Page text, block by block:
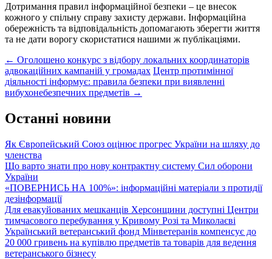
Дотримання правил інформаційної безпеки – це внесок
кожного у спільну справу захисту держави. Інформаційна
обережність та відповідальність допомагають зберегти життя
та не дати ворогу скористатися нашими ж публікаціями.
Post
navigation
← Оголошено конкурс з відбору локальних координаторів
адвокаційних кампаній у громадах Центр протимінної
діяльності інформує: правила безпеки при виявленні
вибухонебезпечних предметів →
Останні новини
Як Європейський Союз оцінює прогрес України на шляху до
членства
Що варто знати про нову контрактну систему Сил оборони
України
«ПОВЕРНИСЬ НА 100%»: інформаційні матеріали з протидії
дезінформації
Для евакуйованих мешканців Херсонщини доступні Центри
тимчасового перебування у Кривому Розі та Миколаєві
Український ветеранський фонд Мінветеранів компенсує до
20 000 гривень на купівлю предметів та товарів для ведення
ветеранського бізнесу